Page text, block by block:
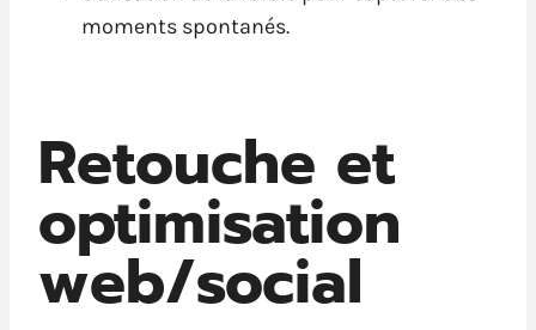
moments spontanés.
Retouche et
optimisation
web/social